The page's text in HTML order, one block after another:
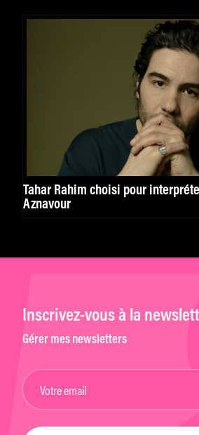
Tahar Rahim choisi pour
Aznavour
Inscrivez-vous à la
Gérer mes newsletters